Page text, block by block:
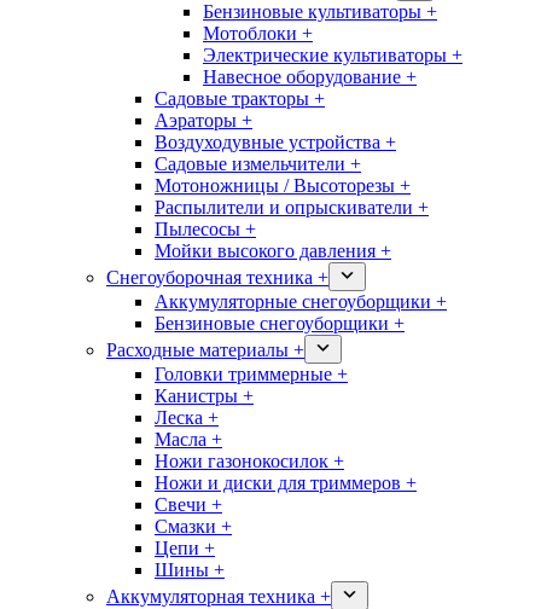
Бензиновые культиваторы +
Мотоблоки +
Электрические культиваторы +
Навесное оборудование +
Садовые тракторы +
Аэраторы +
Воздуходувные устройства +
Садовые измельчители +
Мотоножницы / Высоторезы +
Распылители и опрыскиватели +
Пылесосы +
Мойки высокого давления +
Снегоуборочная техника +
Аккумуляторные снегоуборщики +
Бензиновые снегоуборщики +
Расходные материалы +
Головки триммерные +
Канистры +
Леска +
Масла +
Ножи газонокосилок +
Ножи и диски для триммеров +
Свечи +
Смазки +
Цепи +
Шины +
Аккумуляторная техника +